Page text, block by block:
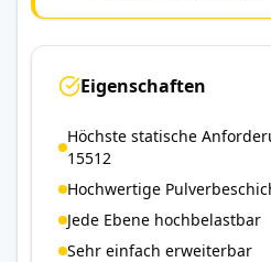
Eigenschaften
Höchste statische
15512
Hochwertige
Jede Ebene hochbelastbar
Sehr einfach erweiterbar